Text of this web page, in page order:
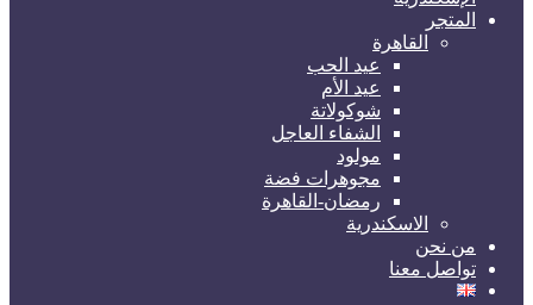
المتجر
القاهرة
عيد الحب
عيد الأم
شوكولاتة
الشفاء العاجل
مولود
مجوهرات فضة
رمضان-القاهرة
الاسكندرية
من نحن
تواصل معنا